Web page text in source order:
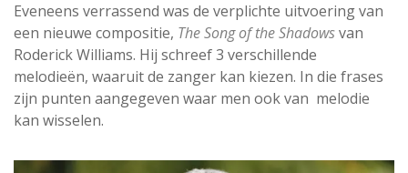
Eveneens verrassend was de verplichte uitvoering van
een nieuwe compositie, The Song of the Shadowsvan
Roderick Williams. Hij schreef 3 verschillende
melodieën, waaruit de zanger kan kiezen. In die frases
zijn punten aangegeven waar men ook van melodie
kan wisselen.